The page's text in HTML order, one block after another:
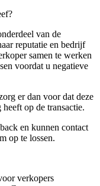
van de
reputatie en bedrijf
samen te werken
voordat u negatieve
er dan voor dat deze
op de transactie.
en kunnen contact
op te lossen.
verkopers